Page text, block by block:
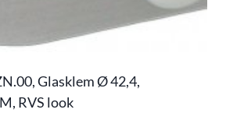
Glasklem Ø 42,4,
RVS look